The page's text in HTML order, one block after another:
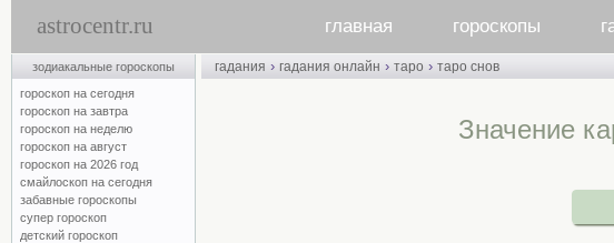
astrocentr.ru главная гороскопы
зодиакальные гороскопы
гороскоп на сегодня
гороскоп на завтра
гороскоп на неделю
гороскоп на август
гороскоп на 2026 год
смайлоскоп на сегодня
забавные гороскопы
супер гороскоп
детский гороскоп
гадания › гадания онлайн › таро › таро снов
Значение